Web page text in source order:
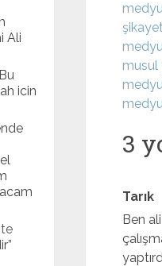
musul
3
Tarık
Ben
Ali
Bu
icin
”